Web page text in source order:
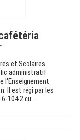
et Scolaires
administratif
l'Enseignement
Il est régi par les
1042 du...